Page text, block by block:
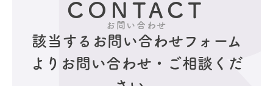
CONTACT
お問い合わせ
該当するお問い合わせフォーム
より お問い合わせ・ご相談くだ